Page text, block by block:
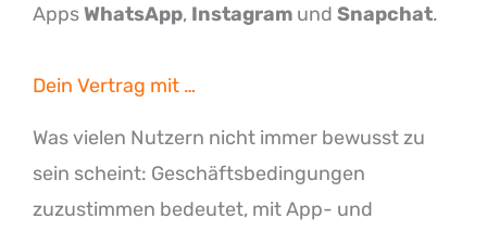
AppsWhatsApp, Instagram und Snapchat.
Dein Vertrag mit …
Was vielen Nutzern nicht immer bewusst zu
sein scheint: Geschäftsbedingungen
zuzustimmen bedeutet, mit App- und